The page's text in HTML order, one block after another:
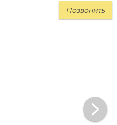
Позвонить